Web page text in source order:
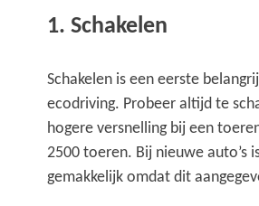
1. Schakelen
Schakelen is een eerste
ecodriving. Probeer altijd te
hogere versnelling bij een
2500 toeren. Bij nieuwe auto’s
gemakkelijk omdat dit